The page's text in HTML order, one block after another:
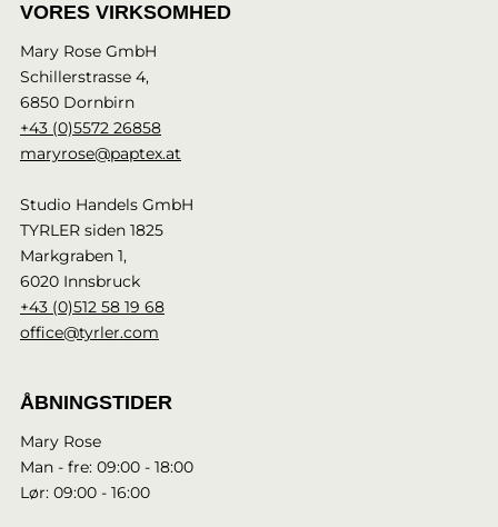
VORES VIRKSOMHED
Mary Rose GmbH
Schillerstrasse 4,
6850 Dornbirn
+43 (0)5572 26858
maryrose@paptex.at
Studio Handels GmbH
TYRLER siden 1825
Markgraben 1,
6020 Innsbruck
+43 (0)512 58 19 68
office@tyrler.com
ÅBNINGSTIDER
Mary Rose
Man - fre: 09:00 - 18:00
Lør: 09:00 - 16:00